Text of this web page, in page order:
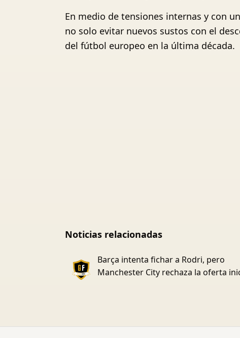
En medio de tensiones internas y con
no solo evitar nuevos sustos con el
del fútbol europeo en la última década.
Noticias relacionadas
Barça intenta fichar a Rodri, pero
Manchester City rechaza la oferta